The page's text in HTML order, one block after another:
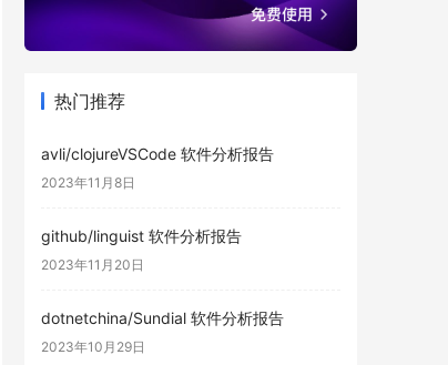
热门推荐
avli/clojureVSCode 软件分析报告
2023年11月8日
github/linguist 软件分析报告
2023年11月20日
dotnetchina/Sundial 软件分析报告
2023年10月29日